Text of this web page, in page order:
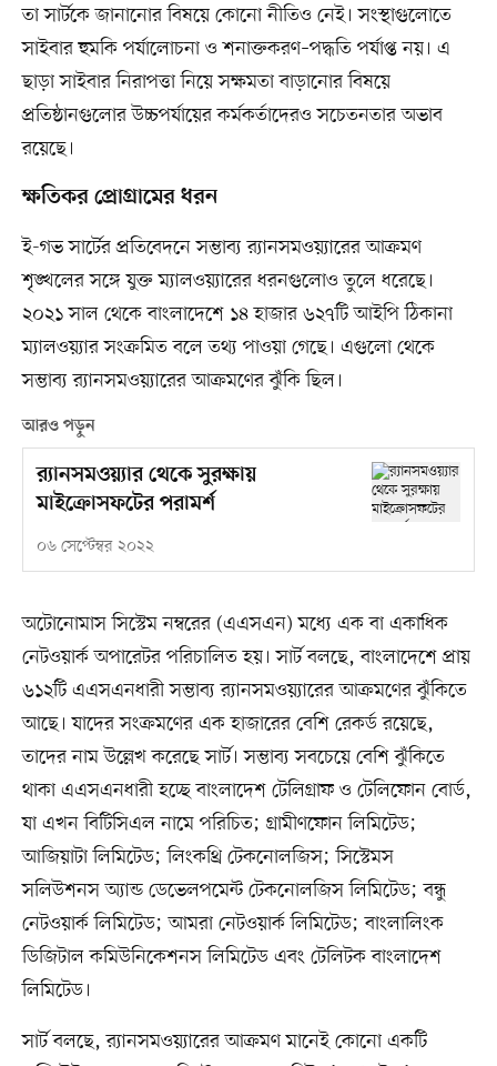
তা সার্টকে জানানোর বিষয়ে কোনো নীতিও নেই। সংস্থাগুলোতে
সাইবার হুমকি পর্যালোচনা ও শনাক্তকরণ–পদ্ধতি পর্যাপ্ত নয়। এ
ছাড়া সাইবার নিরাপত্তা নিয়ে সক্ষমতা বাড়ানোর বিষয়ে
প্রতিষ্ঠানগুলোর উচ্চপর্যায়ের কর্মকর্তাদেরও সচেতনতার অভাব
রয়েছে।
ক্ষতিকর প্রোগ্রামের ধরন
ই-গভ সার্টের প্রতিবেদনে সম্ভাব্য র‌্যানসমওয়্যারের আক্রমণ
শৃঙ্খলের সঙ্গে যুক্ত ম্যালওয়্যারের ধরনগুলোও তুলে ধরেছে।
২০২১ সাল থেকে বাংলাদেশে ১৪ হাজার ৬২৭টি আইপি ঠিকানা
ম্যালওয়্যার সংক্রমিত বলে তথ্য পাওয়া গেছে। এগুলো থেকে
সম্ভাব্য র‌্যানসমওয়্যারের আক্রমণের ঝুঁকি ছিল।
আরও পড়ুন
র‍্যানসমওয়্যার থেকে সুরক্ষায়
মাইক্রোসফটের পরামর্শ
০৬ সেপ্টেম্বর ২০২২
অটোনোমাস সিস্টেম নম্বরের (এএসএন) মধ্যে এক বা একাধিক
নেটওয়ার্ক অপারেটর পরিচালিত হয়। সার্ট বলছে, বাংলাদেশে প্রায়
৬১২টি এএসএনধারী সম্ভাব্য র‍্যানসমওয়্যারের আক্রমণের ঝুঁকিতে
আছে। যাদের সংক্রমণের এক হাজারের বেশি রেকর্ড রয়েছে,
তাদের নাম উল্লেখ করেছে সার্ট। সম্ভাব্য সবচেয়ে বেশি ঝুঁকিতে
থাকা এএসএনধারী হচ্ছে বাংলাদেশ টেলিগ্রাফ ও টেলিফোন বোর্ড,
যা এখন বিটিসিএল নামে পরিচিত; গ্রামীণফোন লিমিটেড;
আজিয়াটা লিমিটেড; লিংকথ্রি টেকনোলজিস; সিস্টেমস
সলিউশনস অ্যান্ড ডেভেলপমেন্ট টেকনোলজিস লিমিটেড; বন্ধু
নেটওয়ার্ক লিমিটেড; আমরা নেটওয়ার্ক লিমিটেড; বাংলালিংক
ডিজিটাল কমিউনিকেশনস লিমিটেড এবং টেলিটক বাংলাদেশ
লিমিটেড।
সার্ট বলছে, র‍্যানসমওয়্যারের আক্রমণ মানেই কোনো একটি